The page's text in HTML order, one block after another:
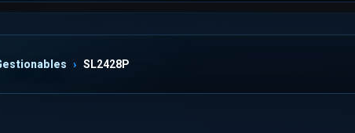
SL2428P